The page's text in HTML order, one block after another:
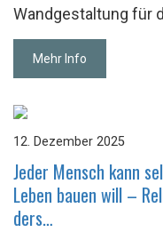
Wandgestaltung für
Mehr Info
12. Dezember 2025
Jeder Mensch kann
Leben bauen will –
ders…